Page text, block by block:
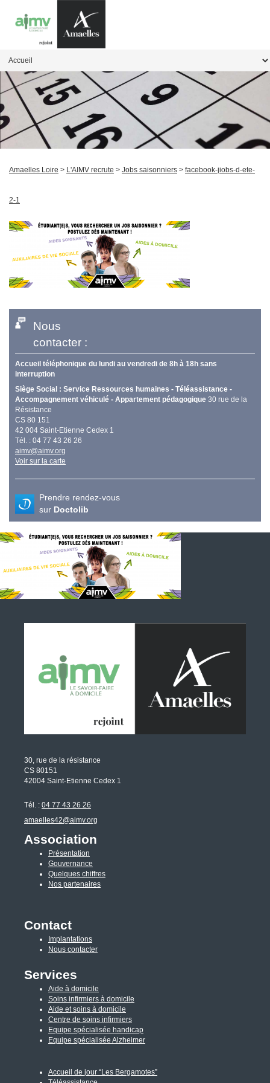
Amaelles Loire > L'AIMV recrute > Jobs saisonniers > facebook-jiobs-d-ete-
2-1
Nous
contacter :
Accueil téléphonique du lundi au vendredi de 8h à 18h sans
interruption
Siège Social : Service Ressources humaines - Téléassistance -
Accompagnement véhiculé - Appartement pédagogique 30 rue de la
Résistance
CS 80 151
42 004 Saint-Etienne Cedex 1
Tél. : 04 77 43 26 26
aimv@aimv.org
Voir sur la carte
Prendre rendez-vous
sur Doctolib
30, rue de la résistance
CS 80151
42004 Saint-Etienne Cedex 1
Tél. : 04 77 43 26 26
amaelles42@aimv.org
Association
Présentation
Gouvernance
Quelques chiffres
Nos partenaires
Contact
Implantations
Nous contacter
Services
Aide à domicile
Soins infirmiers à domicile
Aide et soins à domicile
Centre de soins infirmiers
Equipe spécialisée handicap
Equipe spécialisée Alzheimer
Accueil de jour “Les Bergamotes”